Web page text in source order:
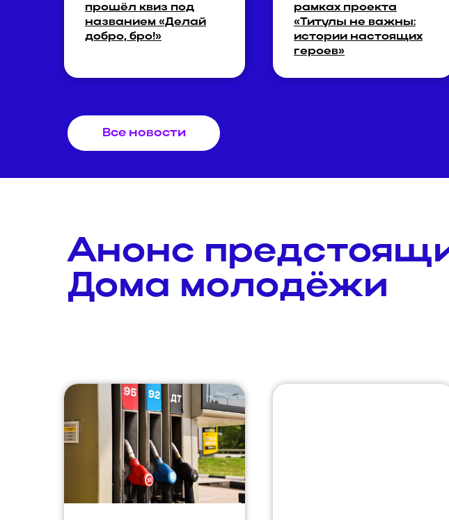
прошёл квиз под
названием «Делай
добро, бро!»
рамках проекта
«Титулы не важны:
истории настоящих
героев»
Анонс
Дома молодёжи
Все новости